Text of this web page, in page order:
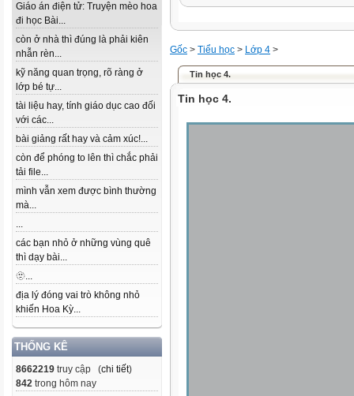
Giáo án điện tử: Truyện mèo hoa
đi học Bài...
còn ở nhà thì đúng là phải kiên
nhẫn rèn...
kỹ năng quan trọng, rõ ràng ở
lớp bé tự...
tài liệu hay, tính giáo dục cao đối
với các...
bài giảng rất hay và cảm xúc!...
còn để phóng to lên thì chắc phải
tải file...
mình vẫn xem được bình thường
mà...
...
các bạn nhỏ ở những vùng quê
thì dạy bài...
🫥...
địa lý đóng vai trò không nhỏ
khiến Hoa Kỳ...
THỐNG KÊ
8662219 truy cập (chi tiết)
842 trong hôm nay
Gốc > Tiểu học > Lớp 4 >
Tin học 4.
Tin học 4.